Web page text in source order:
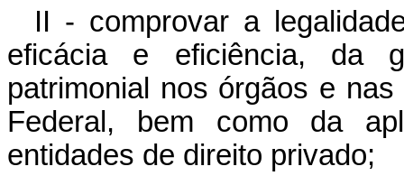
II - comprovar a
eficácia e eficiência, da
patrimonial nos órgãos e
Federal, bem como da
entidades de direito privado;